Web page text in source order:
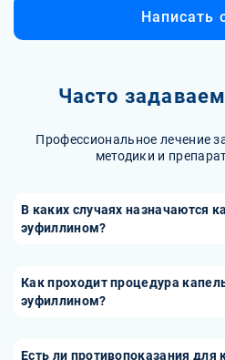
Написать
Часто
Профессиональное лечение
методики и
В каких случаях назначаются
эуфиллином?
бронхиальной астмы, тяжелых
также при других состояниях,
Как проходит процедура
эуфиллином?
медицинских учреждениях.
Есть ли противопоказания для